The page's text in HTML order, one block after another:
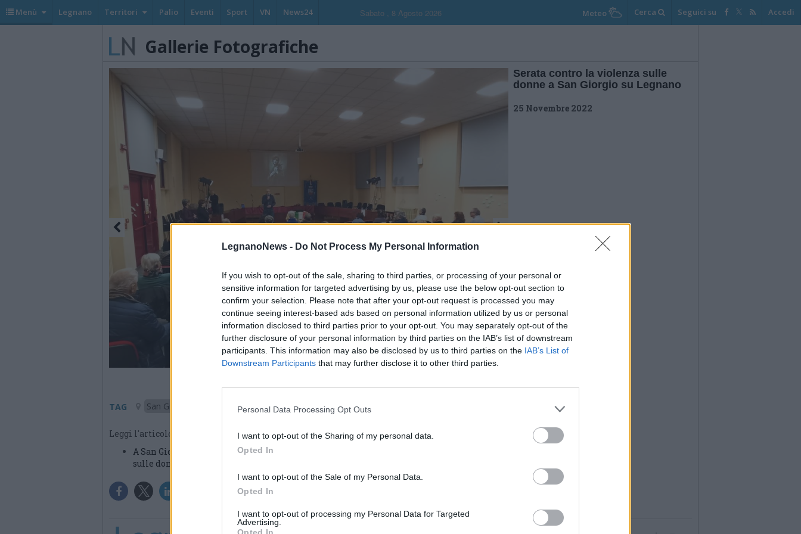
LegnanoNews - Do Not Process My Personal Information
If you wish to opt-out of the sale, sharing to third parties, or processing of your personal or
sensitive information for targeted advertising by us, please use the below opt-out section to
confirm your selection. Please note that after your opt-out request is processed you may
continue seeing interest-based ads based on personal information utilized by us or personal
information disclosed to third parties prior to your opt-out. You may separately opt-out of the
further disclosure of your personal information by third parties on the IAB’s list of downstream
participants. This information may also be disclosed by us to third parties on the IAB’s List of
Downstream Participants that may further disclose it to other third parties.
Personal Data Processing Opt Outs
I want to opt-out of the Sharing of my personal data.
Opted In
I want to opt-out of the Sale of my Personal Data.
Opted In
I want to opt-out of processing my Personal Data for Targeted
Advertising.
Menù Legnano Territori Palio Eventi Sport VN News24 Sabato , 8 Agosto 2026 Meteo Cerca Seguici su Accedi
Gallerie Fotografiche
4 di 19
TAG
San Giorgio su Legnano
Leggi l'articolo:
A San Giorgio gli abiti delle vittime di stupro e le note di violino condannano la violenza
sulle donne
Serata contro la violenza sulle
donne a San Giorgio su Legnano
25 Novembre 2022